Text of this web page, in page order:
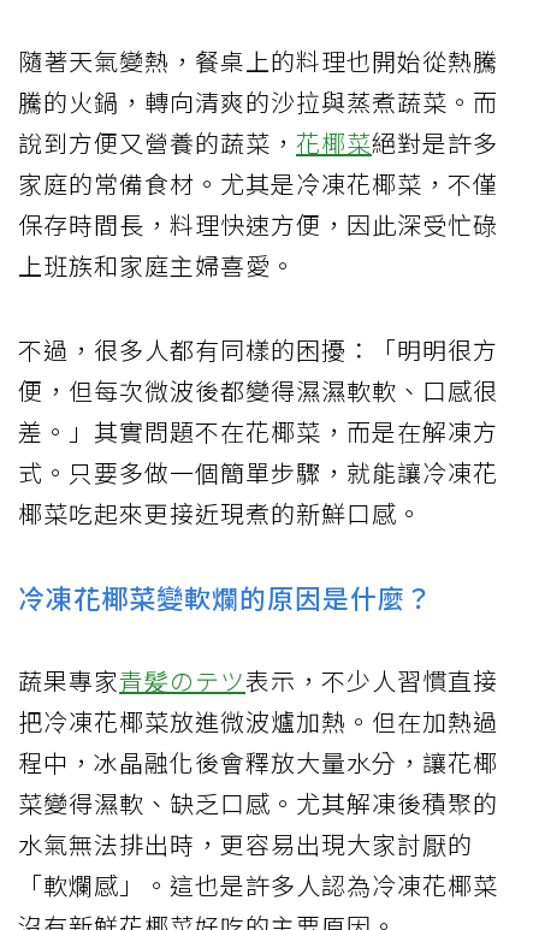
隨著天氣變熱，餐桌上的料理也開始從熱騰
騰的火鍋，轉向清爽的沙拉與蒸煮蔬菜。而
說到方便又營養的蔬菜， 花椰菜絕對是許多
家庭的常備食材。尤其是冷凍花椰菜，不僅
保存時間長，料理快速方便，因此深受忙碌
上班族和家庭主婦喜愛。
不過，很多人都有同樣的困擾：「明明很方
便，但每次微波後都變得濕濕軟軟、口感很
差。」其實問題不在花椰菜，而是在解凍方
式。只要多做一個簡單步驟，就能讓冷凍花
椰菜吃起來更接近現煮的新鮮口感。
冷凍花椰菜變軟爛的原因是什麼？
蔬果專家青髪のテツ表示，不少人習慣直接
把冷凍花椰菜放進微波爐加熱。但在加熱過
程中，冰晶融化後會釋放大量水分，讓花椰
菜變得濕軟、缺乏口感。尤其解凍後積聚的
水氣無法排出時，更容易出現大家討厭的
「軟爛感」。這也是許多人認為冷凍花椰菜